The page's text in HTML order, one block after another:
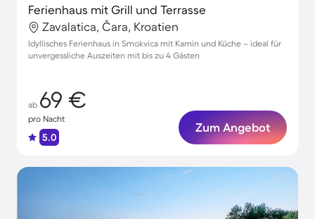
Ferienhaus mit Grill und Terrasse
Zavalatica, Čara, Kroatien
Idyllisches Ferienhaus in Smokvica mit Kamin und Küche – ideal für
unvergessliche Auszeiten mit bis zu 4 Gästen
ab 69 €
pro Nacht
5.0
Zum Angebot